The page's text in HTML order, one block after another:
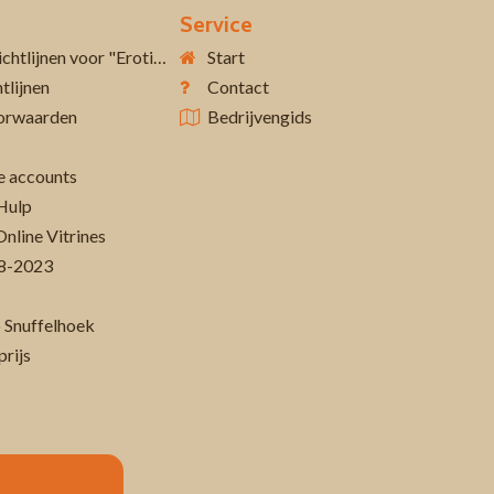
Aanvullende richtlijnen voor "Erotiek 18+"
accounts
Vitrines
2023
Service
Start
Contact
Bedrijvengids